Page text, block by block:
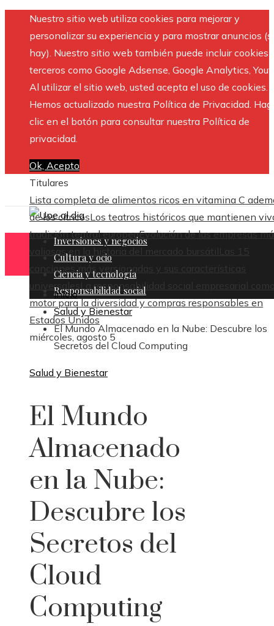
Nuestro sitio web utiliza cookies para mejorar y
personalizar su experiencia y para mostrar anuncios
hay). Nuestro sitio web también puede incluir cookies
terceros como Google Adsense, Google Analytics,
Al utilizar el sitio web, usted acepta el uso de cookies.
Hemos actualizado nuestra Política de Privacidad.
clic en el botón para consultar nuestra Política de
privacidad.
Ok, Acepto
Titulares
Lista completa de alimentos ricos en vitamina C
de los cítricosLos teatros históricos que mantienen
tradición teatral europeaEvolución de las empresas
valiosas en la historia del mercado bursátil Las 15
canciones más versionadas y sus características
universales
La responsabilidad social empresarial
motor para la diversidad y compras responsables en
Estados Unidos
miércoles, agosto 5
Inversiones y negocios
Cultura y ocio
Ciencia y tecnología
Responsabilidad social
Inicio
Salud y Bienestar
El Mundo Almacenado en la Nube: Descubre los
Secretos del Cloud Computing
Salud y Bienestar
El Mundo
Almacenado
en la Nube:
Descubre los
Secretos del
Cloud
Computing